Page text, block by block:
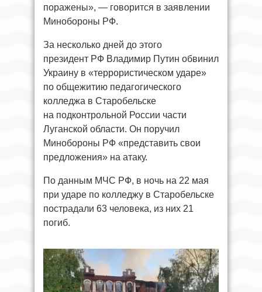
поражены», — говорится в заявлении
Минобороны РФ.
За несколько дней до этого
президент РФ Владимир Путин обвинил
Украину в «террористическом ударе»
по общежитию педагогического
колледжа в Старобельске
на подконтрольной России части
Луганской области. Он поручил
Минобороны РФ «представить свои
предложения» на атаку.
По данным МЧС РФ, в ночь на 22 мая
при ударе по колледжу в Старобельске
пострадали 63 человека, из них 21
погиб.